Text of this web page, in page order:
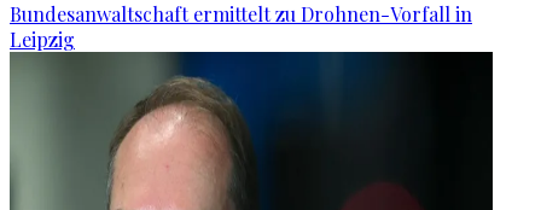
Bundesanwaltschaft ermittelt zu Drohnen-Vorfall in
Leipzig